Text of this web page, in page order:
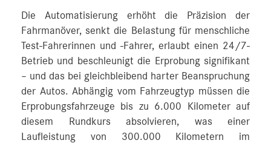
Die Automatisierung erhöht die Präzision der
Fahrmanöver, senkt die Belastung für menschliche
Test-Fahrerinnen und -Fahrer, erlaubt einen 24/7-
Betrieb und beschleunigt die Erprobung signifikant
– und das bei gleichbleibend harter Beanspruchung
der Autos. Abhängig vom Fahrzeugtyp müssen die
Erprobungsfahrzeuge bis zu 6.000 Kilometer auf
diesem Rundkurs absolvieren, was einer
Laufleistung von 300.000 Kilometern im